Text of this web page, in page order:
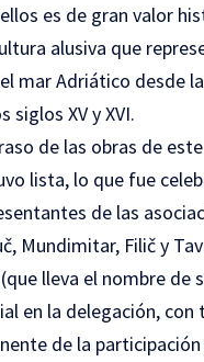
es de gran valor
alusiva que
mar Adriático desde la
XV y XVI.
de las obras de este
lista, lo que fue
de las
Mundimitar, Filič y
lleva el nombre de
en la delegación, con
de la